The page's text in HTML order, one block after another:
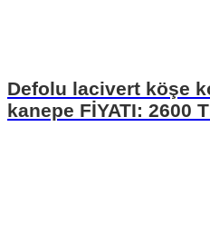
Defolu lacivert köşe
kanepe FİYATI: 2600